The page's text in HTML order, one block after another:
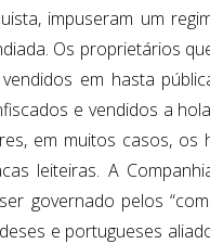
impuseram um
Os proprietários
em hasta
e vendidos a
em muitos casos,
leiteiras. A
governado pelos
e portugueses